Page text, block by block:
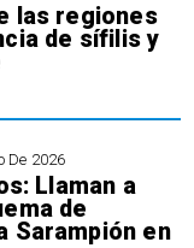
las regiones
de sífilis y
De 2026
Llaman a
de
Sarampión en